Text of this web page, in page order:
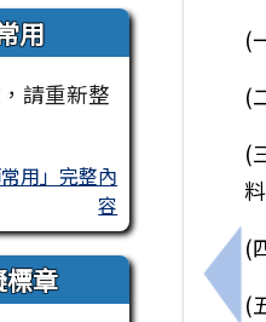
用
請重新整
用」完整內
容
章 上
(
(
(
(
(